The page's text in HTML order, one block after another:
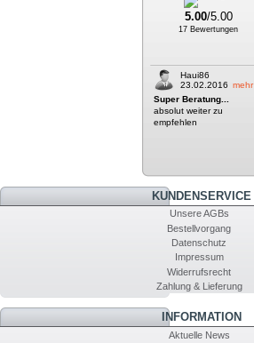
5.00/5.00
17 Bewertungen
Haui86
23.02.2016 mehr
Super Beratung...
absolut weiter zu
empfehlen
KUNDENSERVICE
Unsere AGBs
Bestellvorgang
Datenschutz
Impressum
Widerrufsrecht
Zahlung & Lieferung
INFORMATION
Aktuelle News